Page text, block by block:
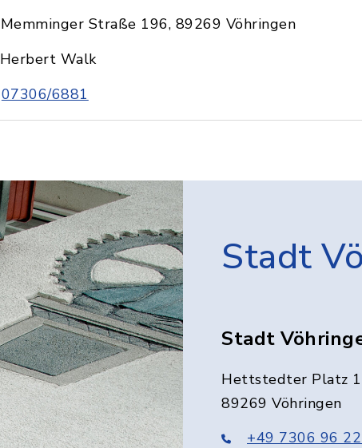
Memminger Straße 196, 89269 Vöhringen
Herbert Walk
07306/6881
Stadt
Stadt
Hettstedter Platz 1
89269 Vöhringen
+49 7306 96